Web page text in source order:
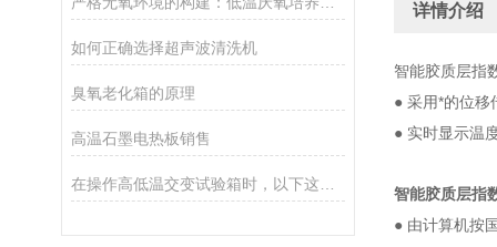
如何正确选择超声波清洗机
臭氧老化箱的原理
高温石墨电热板销售
详情介绍
智能胶质层指
● 采用*的位移
● 实时显示温
智能胶质层指
● 由计算机按